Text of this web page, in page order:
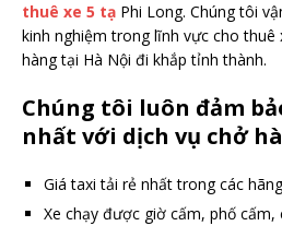
thuê xe 5 tạ Phi Long. Chúng tôi
kinh nghiệm trong lĩnh vực cho thuê
hàng tại Hà Nội đi khắp tỉnh thành.
Chúng tôi luôn đảm
nhất với dịch vụ chở
Giá taxi tải rẻ nhất trong các
Xe chạy được giờ cấm, phố